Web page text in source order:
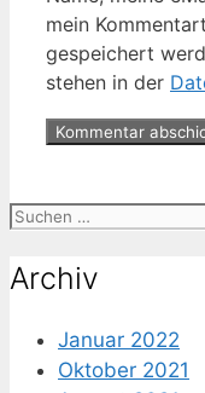
mein
gespeichert
stehen in der
Suche
Archiv
Januar 2022
Oktober 2021